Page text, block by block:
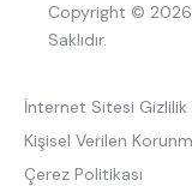
Copyright © 2026
Saklıdır.
İnternet Sitesi Gizlilik
Kişisel Verilen
Çerez Politikası